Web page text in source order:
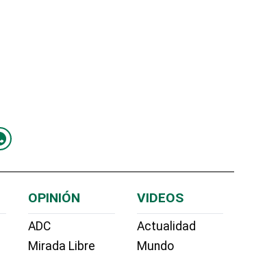
OPINIÓN
ADC
Mirada Libre
VIDEOS
Actualidad
Mundo